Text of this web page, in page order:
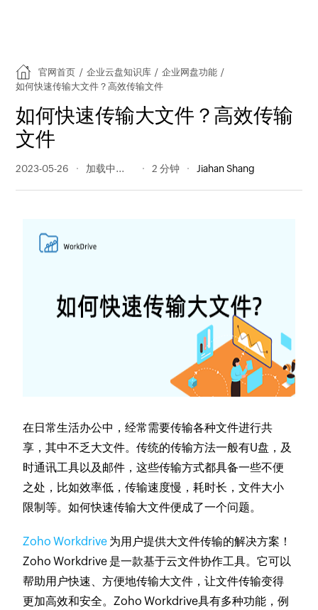
官网首页 / 企业云盘知识库 / 企业网盘功能 /
如何快速传输大文件？高效传输文件
如何快速传输大文件？高效传输
文件
2023-05-26 224 阅读量 2 分钟 Jiahan Shang
在日常生活办公中，经常需要传输各种文件进行共
享，其中不乏大文件。传统的传输方法一般有U盘，及
时通讯工具以及邮件，这些传输方式都具备一些不便
之处，比如效率低，传输速度慢，耗时长，文件大小
限制等。如何快速传输大文件便成了一个问题。
Zoho Workdrive 为用户提供大文件传输的解决方案！
Zoho Workdrive 是一款基于云文件协作工具。它可以
帮助用户快速、方便地传输大文件，让文件传输变得
更加高效和安全。Zoho Workdrive具有多种功能，例